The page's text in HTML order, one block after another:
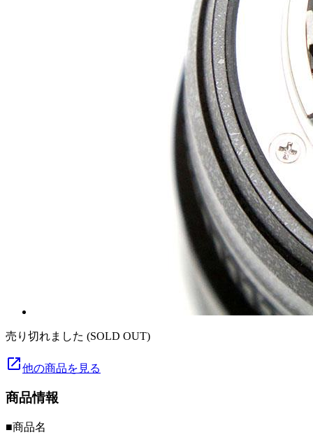
売り切れました (SOLD OUT)
launch他の商品を見る
商品情報
■商品名